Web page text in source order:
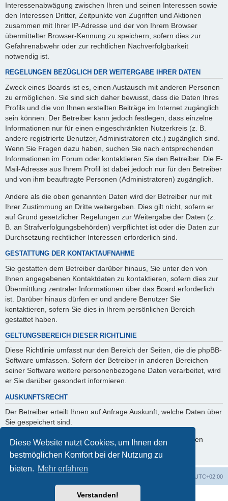
Diese Website nutzt Cookies, um Ihnen den
bestmöglichen Komfort bei der Nutzung zu
bieten. Mehr erfahren
Verstanden!
Interessenabwägung zwischen Ihren und seinen Interessen sowie
den Interessen Dritter, Zeitpunkte von Zugriffen und Aktionen
zusammen mit Ihrer IP-Adresse und der von Ihrem Browser
übermittelter Browser-Kennung zu speichern, sofern dies zur
Gefahrenabwehr oder zur rechtlichen Nachverfolgbarkeit
notwendig ist.
REGELUNGEN BEZÜGLICH DER WEITERGABE IHRER DATEN
Zweck eines Boards ist es, einen Austausch mit anderen Personen
zu ermöglichen. Sie sind sich daher bewusst, dass die Daten Ihres
Profils und die von Ihnen erstellten Beiträge im Internet zugänglich
sein können. Der Betreiber kann jedoch festlegen, dass einzelne
Informationen nur für einen eingeschränkten Nutzerkreis (z. B.
andere registrierte Benutzer, Administratoren etc.) zugänglich sind.
Wenn Sie Fragen dazu haben, suchen Sie nach entsprechenden
Informationen im Forum oder kontaktieren Sie den Betreiber. Die E-
Mail-Adresse aus Ihrem Profil ist dabei jedoch nur für den Betreiber
und von ihm beauftragte Personen (Administratoren) zugänglich.
Andere als die oben genannten Daten wird der Betreiber nur mit
Ihrer Zustimmung an Dritte weitergeben. Dies gilt nicht, sofern er
auf Grund gesetzlicher Regelungen zur Weitergabe der Daten (z.
B. an Strafverfolgungsbehörden) verpflichtet ist oder die Daten zur
Durchsetzung rechtlicher Interessen erforderlich sind.
GESTATTUNG DER KONTAKTAUFNAHME
Sie gestatten dem Betreiber darüber hinaus, Sie unter den von
Ihnen angegebenen Kontaktdaten zu kontaktieren, sofern dies zur
Übermittlung zentraler Informationen über das Board erforderlich
ist. Darüber hinaus dürfen er und andere Benutzer Sie
kontaktieren, sofern Sie dies in Ihrem persönlichen Bereich
gestattet haben.
GELTUNGSBEREICH DIESER RICHTLINIE
Diese Richtlinie umfasst nur den Bereich der Seiten, die die phpBB-
Software umfassen. Sofern der Betreiber in anderen Bereichen
seiner Software weitere personenbezogene Daten verarbeitet, wird
er Sie darüber gesondert informieren.
AUSKUNFTSRECHT
Der Betreiber erteilt Ihnen auf Anfrage Auskunft, welche Daten über
Sie gespeichert sind.
Sie können jederzeit die Löschung bzw. Sperrung Ihrer Daten
verlangen. Kontaktieren Sie hierzu bitte den Betreiber.
UTC+02:00
Powered byphpBB® Forum Software © phpBB Limited